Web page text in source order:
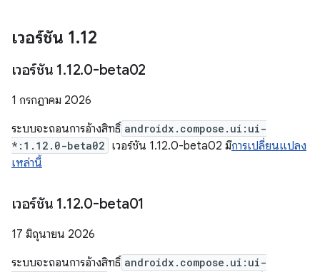
เวอร์ชัน 1.12
เวอร์ชัน 1.12.0-beta02
1 กรกฎาคม 2026
ระบบจะถอนการอ้างสิทธิ์ androidx.compose.ui:ui-
*:1.12.0-beta02 เวอร์ชัน 1.12.0-beta02 มีการเปลี่ยนแปลง
เหล่านี้
เวอร์ชัน 1.12.0-beta01
17 มิถุนายน 2026
ระบบจะถอนการอ้างสิทธิ์ androidx.compose.ui:ui-